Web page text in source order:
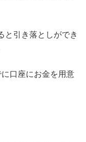
と引き落としができ
口座にお金を用意